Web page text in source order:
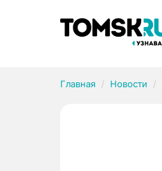
Главная Новости
Рубрики